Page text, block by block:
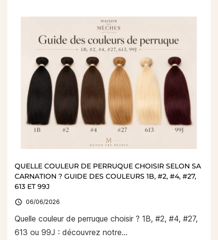
QUELLE COULEUR DE PERRUQUE CHOISIR SELON SA
CARNATION ? GUIDE DES COULEURS 1B, #2, #4, #27,
613 ET 99J
 06/06/2026
Quelle couleur de perruque choisir ? 1B, #2, #4, #27,
613 ou 99J : découvrez notre...